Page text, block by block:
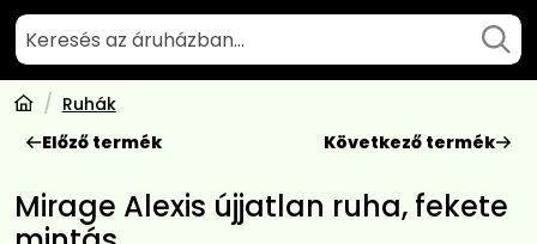
Ruhák
Előző termék
Következő termék
Mirage Alexis újjatlan ruha, fekete